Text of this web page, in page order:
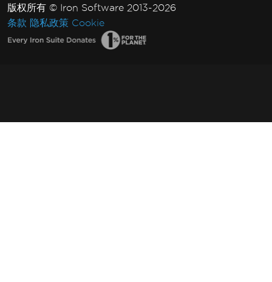
版权所有 © Iron Software 2013-2026
条款 隐私政策 Cookie